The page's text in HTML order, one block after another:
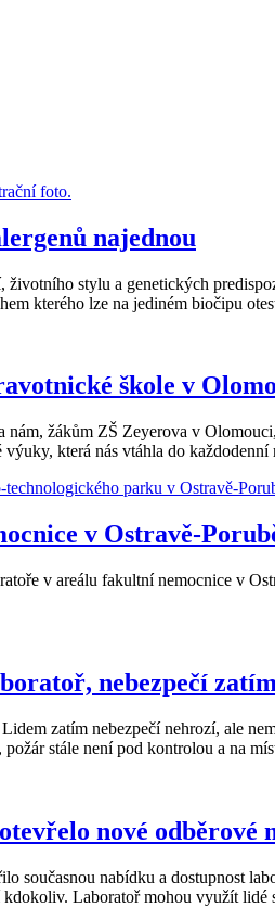
najednou
stylu a genetických
kterého lze na jediném biočipu
škole v
žákům ZŠ Zeyerova v
která nás vtáhla do
v Ostravě-
v areálu fakultní nemocnice v
nebezpečí
zatím nebezpečí nehrozí, ale
stále není pod kontrolou a na
nové odběrové
současnou nabídku a dostupnost
Laboratoř mohou využít